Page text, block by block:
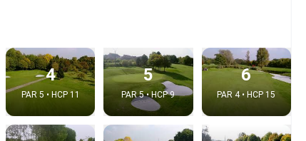
4
PAR 5 • HCP 11
5
PAR 5 • HCP 9
6
PAR 4 • HCP 15